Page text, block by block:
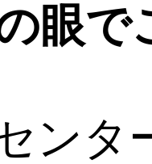
眼で
ンタ